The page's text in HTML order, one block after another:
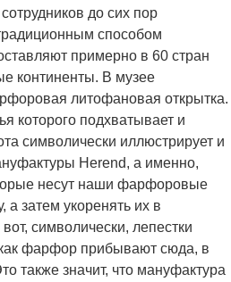
до сих пор
способом
примерно в 60 стран
континенты. В музее
литофановая открытка.
которого подхватывает и
символически иллюстрирует и
Herend, а именно,
несут наши фарфоровые
а затем укоренять их в
символически, лепестки
как фарфор прибывают сюда, в
также значит, что мануфактура